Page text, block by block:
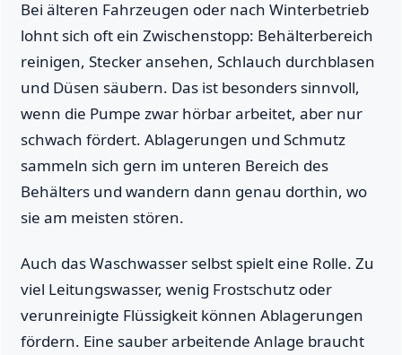
Bei älteren Fahrzeugen oder nach Winterbetrieb
lohnt sich oft ein Zwischenstopp: Behälterbereich
reinigen, Stecker ansehen, Schlauch durchblasen
und Düsen säubern. Das ist besonders sinnvoll,
wenn die Pumpe zwar hörbar arbeitet, aber nur
schwach fördert. Ablagerungen und Schmutz
sammeln sich gern im unteren Bereich des
Behälters und wandern dann genau dorthin, wo
sie am meisten stören.
Auch das Waschwasser selbst spielt eine Rolle. Zu
viel Leitungswasser, wenig Frostschutz oder
verunreinigte Flüssigkeit können Ablagerungen
fördern. Eine sauber arbeitende Anlage braucht